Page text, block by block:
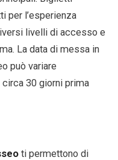
per l’esperienza
livelli di accesso e
La data di messa in
può variare
30 giorni prima
ti permettono di